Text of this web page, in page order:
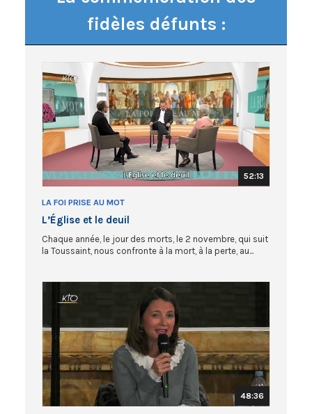
fidèles défunts :
52:13
LA FOI PRISE AU MOT
L’Église et le deuil
Chaque année, le jour des morts, le 2 novembre, qui suit
la Toussaint, nous confronte à la mort, à la perte, au...
48:36